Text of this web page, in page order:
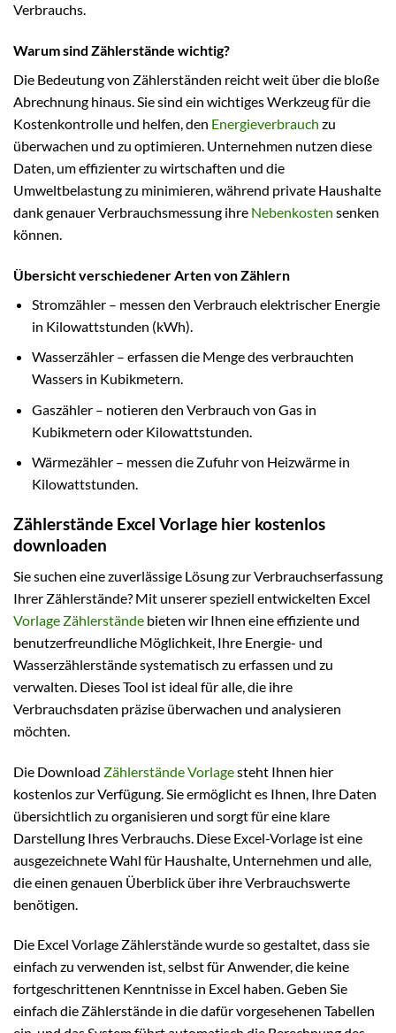
Verbrauchs.
Warum sind Zählerstände wichtig?
Die Bedeutung von Zählerständen reicht weit über die bloße
Abrechnung hinaus. Sie sind ein wichtiges Werkzeug für die
Kostenkontrolle und helfen, den Energieverbrauch zu
überwachen und zu optimieren. Unternehmen nutzen diese
Daten, um effizienter zu wirtschaften und die
Umweltbelastung zu minimieren, während private Haushalte
dank genauer Verbrauchsmessung ihre Nebenkosten senken
können.
Übersicht verschiedener Arten von Zählern
Stromzähler – messen den Verbrauch elektrischer Energie
in Kilowattstunden (kWh).
Wasserzähler – erfassen die Menge des verbrauchten
Wassers in Kubikmetern.
Gaszähler – notieren den Verbrauch von Gas in
Kubikmetern oder Kilowattstunden.
Wärmezähler – messen die Zufuhr von Heizwärme in
Kilowattstunden.
Zählerstände Excel Vorlage hier kostenlos
downloaden
Sie suchen eine zuverlässige Lösung zur Verbrauchserfassung
Ihrer Zählerstände? Mit unserer speziell entwickelten Excel
Vorlage Zählerstände bieten wir Ihnen eine effiziente und
benutzerfreundliche Möglichkeit, Ihre Energie- und
Wasserzählerstände systematisch zu erfassen und zu
verwalten. Dieses Tool ist ideal für alle, die ihre
Verbrauchsdaten präzise überwachen und analysieren
möchten.
Die Download Zählerstände Vorlagesteht Ihnen hier
kostenlos zur Verfügung. Sie ermöglicht es Ihnen, Ihre Daten
übersichtlich zu organisieren und sorgt für eine klare
Darstellung Ihres Verbrauchs. Diese Excel-Vorlage ist eine
ausgezeichnete Wahl für Haushalte, Unternehmen und alle,
die einen genauen Überblick über ihre Verbrauchswerte
benötigen.
Die Excel Vorlage Zählerstände wurde so gestaltet, dass sie
einfach zu verwenden ist, selbst für Anwender, die keine
fortgeschrittenen Kenntnisse in Excel haben. Geben Sie
einfach die Zählerstände in die dafür vorgesehenen Tabellen